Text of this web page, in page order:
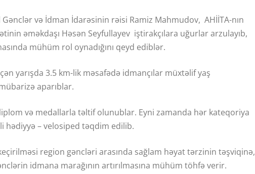
Gənclər və İdman İdarəsinin rəisi Ramiz Mahmudov, AHİİTA-nın
əməkdaşı Həsən Seyfullayev iştirakçılara uğurlar arzulayıb,
mühüm rol oynadığını qeyd ediblər.
yarışda 3.5 km-lik məsafədə idmançılar müxtəlif yaş
aparıblar.
və medallarla təltif olunublar. Eyni zamanda hər kateqoriya
hədiyyə – velosiped təqdim edilib.
region gəncləri arasında sağlam həyat tərzinin təşviqinə,
idmana marağının artırılmasına mühüm töhfə verir.